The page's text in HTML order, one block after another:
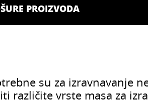
PROIZVODA
su za izravnavanje
različite vrste masa za